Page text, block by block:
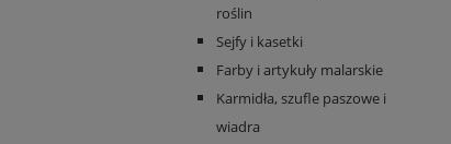
roślin
Sejfy i kasetki
Farby i artykuły malarskie
Karmidła, szufle paszowe i
wiadra